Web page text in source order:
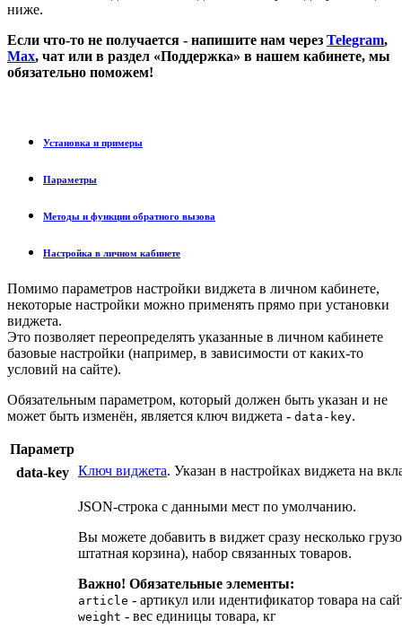
ниже.
Если что-то не получается - напишите нам через Telegram,
Max, чат или в раздел «Поддержка» в нашем кабинете, мы
обязательно поможем!
Установка и примеры
Параметры
Методы и функции обратного вызова
Настройка в личном кабинете
Помимо параметров настройки виджета в личном кабинете,
некоторые настройки можно применять прямо при установки
виджета.
Это позволяет переопределять указанные в личном кабинете
базовые настройки (например, в зависимости от каких-то
условий на сайте).
Обязательным параметром, который должен быть указан и не
может быть изменён, является ключ виджета - data-key.
Параметр
data-key
Ключ виджета. Указан в настройках виджета на
JSON-строка с данными мест по умолчанию.
Вы можете добавить в виджет сразу несколько
штатная корзина), набор связанных товаров.
Важно! Обязательные элементы:
article - артикул или идентификатор товара на
weight - вес единицы товара, кг